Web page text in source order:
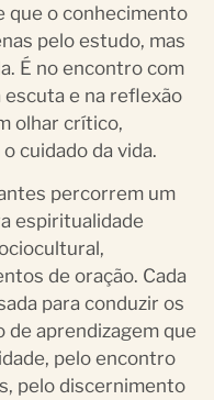
que o conhecimento
pelo estudo, mas
É no encontro com
escuta e na reflexão
olhar crítico,
cuidado da vida.
percorrem um
espiritualidade
de oração. Cada
para conduzir os
aprendizagem que
pelo encontro
pelo discernimento